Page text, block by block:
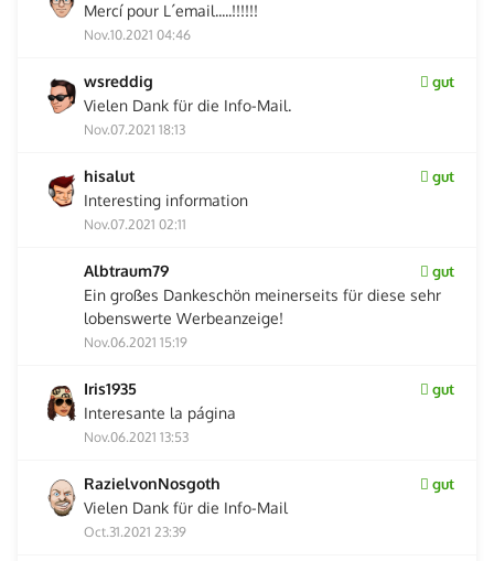
Mercí pour L´email.....!!!!!!
Nov.10.2021 04:46
wsreddig gut
Vielen Dank für die Info-Mail.
Nov.07.2021 18:13
hisalut gut
Interesting information
Nov.07.2021 02:11
Albtraum79 gut
Ein großes Dankeschön meinerseits für diese sehr
lobenswerte Werbeanzeige!
Nov.06.2021 15:19
Iris1935 gut
Interesante la página
Nov.06.2021 13:53
RazielvonNosgoth gut
Vielen Dank für die Info-Mail
Oct.31.2021 23:39